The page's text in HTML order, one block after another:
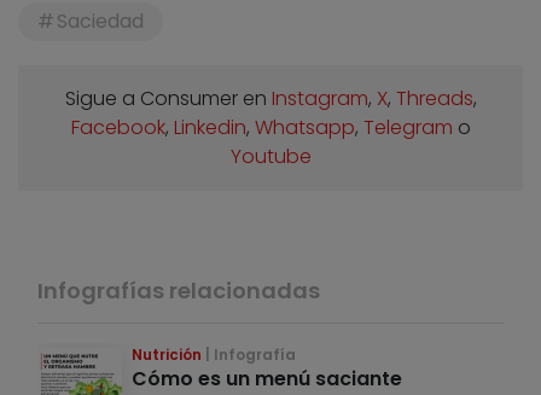
Saciedad
Sigue a Consumer en Instagram, X, Threads,
Facebook, Linkedin, Whatsapp, Telegram o
Youtube
Infografías relacionadas
Nutrición Infografía
Cómo es un menú saciante